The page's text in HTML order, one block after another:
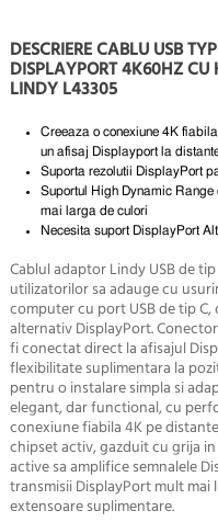
DESCRIERE CABLU USB
DISPLAYPORT 4K60HZ CU
LINDY L43305
Creeaza o conexiune 4K
un afisaj Displayport la
Suporta rezolutii DisplayPort
Suportul High Dynamic
mai larga de culori
Necesita suport DisplayPort
Cablul adaptor Lindy USB de tip
utilizatorilor sa adauge cu
computer cu port USB de tip
alternativ DisplayPort.
fi conectat direct la afisajul
flexibilitate suplimentara la
pentru o instalare simpla si
elegant, dar functional, cu
conexiune fiabila 4K pe
chipset activ, gazduit cu grija
active sa amplifice semnalele
transmisiiDisplayPortmult mai
extensoare suplimentare.